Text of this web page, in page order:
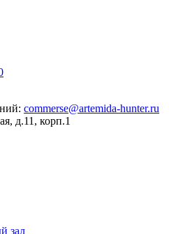
commerse@artemida-hunter.ru
д.11, корп.1
зал